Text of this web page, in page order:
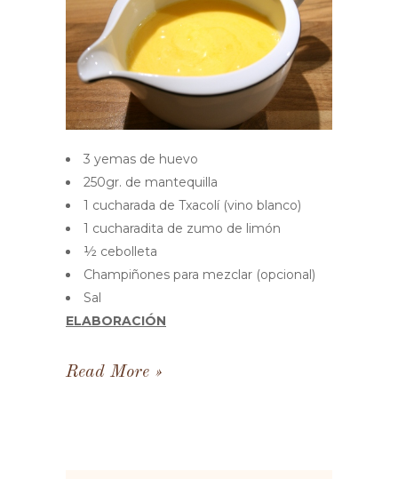
3 yemas de huevo
250gr. de mantequilla
1 cucharada de Txacolí (vino blanco)
1 cucharadita de zumo de limón
½ cebolleta
Champiñones para mezclar (opcional)
Sal
ELABORACIÓN
Read More